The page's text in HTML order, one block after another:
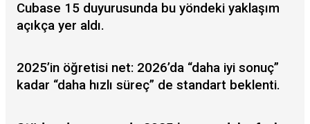
Cubase 15 duyurusunda bu yöndeki yaklaşım
açıkça yer aldı.
2025’in öğretisi net: 2026’da “daha iyi sonuç”
kadar “daha hızlı süreç” de standart beklenti.